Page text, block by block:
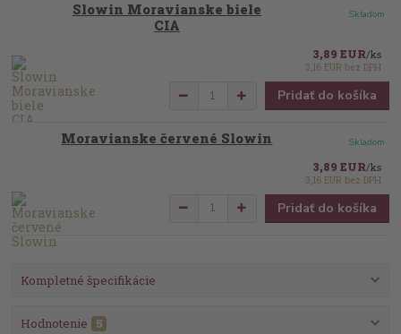
Slowin Moravianske biele
CIA
3,89 EUR/ks
3,16 EURbez DPH
Skladom
Pridať do košíka
Moravianske červené Slowin
3,89 EUR/ks
3,16 EURbez DPH
Skladom
Pridať do košíka
Kompletné špecifikácie
Hodnotenie 5